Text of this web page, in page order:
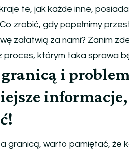
te, jak każde inne,
zrobić, gdy popełnimy
załatwią za nami? Zanim
proces, którym taka sprawa
i
granicą, warto pamiętać, że